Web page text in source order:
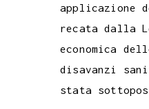
applicazione
recata dalla
economica
disavanzi
stata